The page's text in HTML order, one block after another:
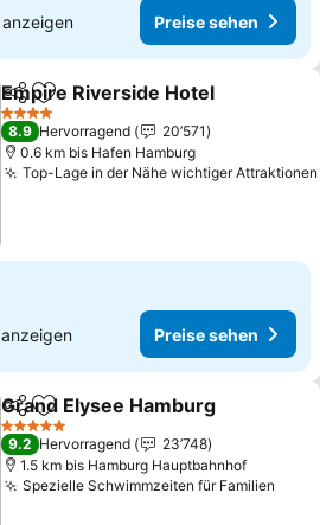
anzeigen Preise sehen
TeilenZu Favoriten hinzufügen
Empire Riverside Hotel
4 Sterne
8.9 Hervorragend
20’571
0.6 km bis Hafen Hamburg
Top-Lage in der Nähe wichtiger Attraktionen
anzeigen Preise sehen
TeilenZu Favoriten hinzufügen
Grand Elysee Hamburg
5 Sterne
9.2 Hervorragend
23’748
1.5 km bis Hamburg Hauptbahnhof
Spezielle Schwimmzeiten für Familien